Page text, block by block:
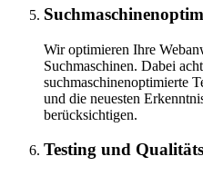
Wir optimieren Ihre
Suchmaschinen. Dabei
suchmaschinenoptimierte
und die neuesten
berücksichtigen.
Testing und